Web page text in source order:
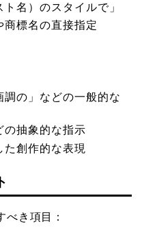
ト名）のスタイルで」
商標名の直接指定
調の」などの一般的な
の抽象的な指示
た創作的な表現
き項目：